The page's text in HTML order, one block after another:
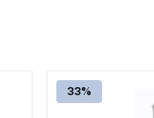
33%